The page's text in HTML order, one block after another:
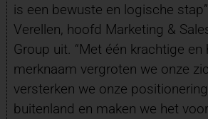
is een bewuste en logische
Verellen, hoofd Marketing &
Group uit. “Met één krachtige en
merknaam vergroten we onze
versterken we onze
buitenland en maken we het